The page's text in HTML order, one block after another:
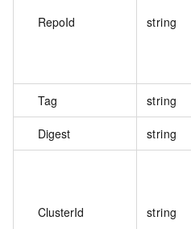
RepoId string
Tag string
Digest string
ClusterId string